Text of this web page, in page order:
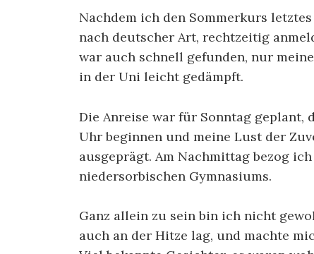
Nachdem ich den Sommerkurs
nach deutscher Art, rechtzeitig
war auch schnell gefunden, nur
in der Uni leicht gedämpft.
Die Anreise war für Sonntag geplant,
Uhr beginnen und meine Lust der
ausgeprägt. Am Nachmittag bezog
niedersorbischen Gymnasiums.
Ganz allein zu sein bin ich nicht
auch an der Hitze lag, und machte